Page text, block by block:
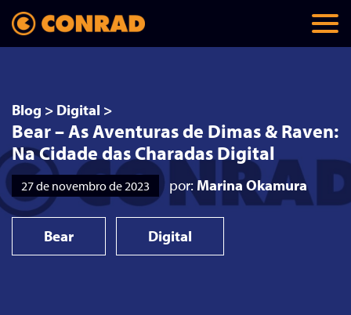
Blog > Digital >
Bear – As Aventuras de Dimas & Raven:
Na Cidade das Charadas Digital
27 de novembro de 2023 por:Marina Okamura
Bear Digital